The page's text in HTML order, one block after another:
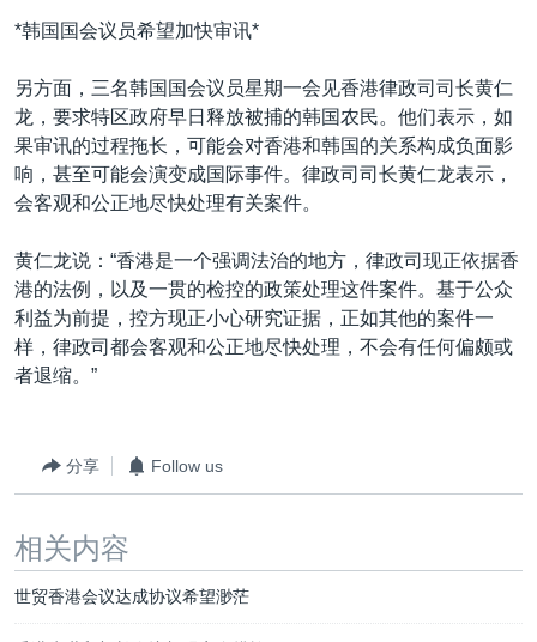
*韩国国会议员希望加快审讯*
另方面，三名韩国国会议员星期一会见香港律政司司长黄仁
龙，要求特区政府早日释放被捕的韩国农民。他们表示，如
果审讯的过程拖长，可能会对香港和韩国的关系构成负面影
响，甚至可能会演变成国际事件。律政司司长黄仁龙表示，
会客观和公正地尽快处理有关案件。
黄仁龙说：“香港是一个强调法治的地方，律政司现正依据香
港的法例，以及一贯的检控的政策处理这件案件。基于公众
利益为前提，控方现正小心研究证据，正如其他的案件一
样，律政司都会客观和公正地尽快处理，不会有任何偏颇或
者退缩。”
分享 Follow us
相关内容
世贸香港会议达成协议希望渺茫